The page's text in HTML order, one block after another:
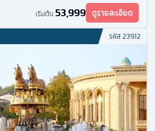
เริ่มต้น 53,999 ดูรายละเอียด
รหัส23912